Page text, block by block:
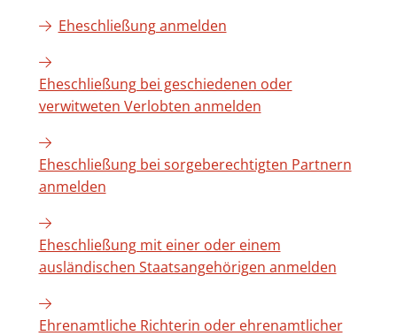
Eheschließung anmelden
Eheschließung bei geschiedenen oder
verwitweten Verlobten anmelden
Eheschließung bei sorgeberechtigten Partnern
anmelden
Eheschließung mit einer oder einem
ausländischen Staatsangehörigen anmelden
Ehrenamtliche Richterin oder ehrenamtlicher